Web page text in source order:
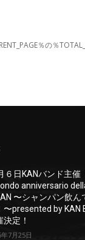
％の％
６日KANバンド主催
anniversario
〜シャンパン飲ん
〜presented by KAN
決定！
7月25日